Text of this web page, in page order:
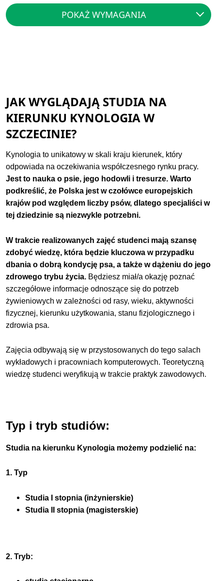
POKAŻ WYMAGANIA
JAK WYGLĄDAJĄ STUDIA NA
KIERUNKU KYNOLOGIA W
SZCZECINIE?
Kynologia to unikatowy w skali kraju kierunek, który
odpowiada na oczekiwania współczesnego rynku pracy.
Jest to nauka o psie, jego hodowli i tresurze. Warto
podkreślić, że Polska jest w czołówce europejskich
krajów pod względem liczby psów, dlatego specjaliści w
tej dziedzinie są niezwykle potrzebni.
W trakcie realizowanych zajęć studenci mają szansę
zdobyć wiedzę, która będzie kluczowa w przypadku
dbania o dobrą kondycję psa, a także w dążeniu do jego
zdrowego trybu życia. Będziesz miał/a okazję poznać
szczegółowe informacje odnoszące się do potrzeb
żywieniowych w zależności od rasy, wieku, aktywności
fizycznej, kierunku użytkowania, stanu fizjologicznego i
zdrowia psa.
Zajęcia odbywają się w przystosowanych do tego salach
wykładowych i pracowniach komputerowych. Teoretyczną
wiedzę studenci weryfikują w trakcie praktyk zawodowych.
Typ i tryb studiów:
Studia na kierunku Kynologia możemy podzielić na:
1. Typ
Studia I stopnia (inżynierskie)
Studia II stopnia (magisterskie)
2. Tryb: